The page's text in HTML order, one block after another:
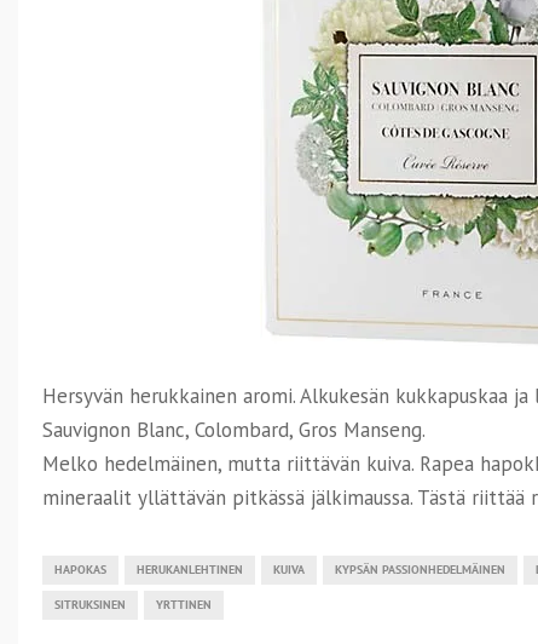
Hersyvän herukkainen aromi. Alkukesän kukkapuskaa
Sauvignon Blanc, Colombard, Gros Manseng.
Melko hedelmäinen, mutta riittävän kuiva. Rapea
mineraalit yllättävän pitkässä jälkimaussa. Tästä
HAPOKAS HERUKANLEHTINEN KUIVA KYPSÄN PASSIONHEDELMÄINEN
SITRUKSINEN YRTTINEN